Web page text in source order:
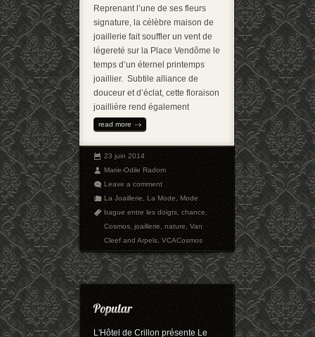
Reprenant l’une de ses fleurs
signature, la célèbre maison de
joaillerie fait souffler un vent de
légereté sur la Place Vendôme le
temps d’un éternel printemps
joaillier. Subtile alliance de
douceur et d’éclat, cette floraison
joaillière rend également
read more
23 juin 2014
Marie-Odile Radom
Leave a comment
La Joaillerie,La Mode,Mode
bague entre les doigts,chance,
Cosmos,joaillerie,nature,Van
Cleef and Arpels,VCACosmos
L'Hôtel de Crillon présente Le